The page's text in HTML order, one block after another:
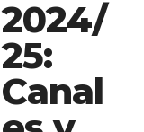
2024/
25:
Canal